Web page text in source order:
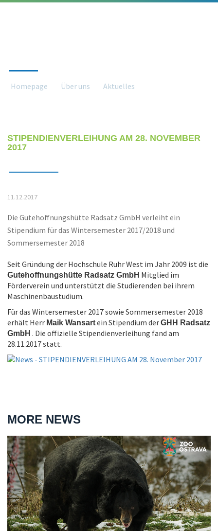
Homepage Über uns Aktuelles
STIPENDIENVERLEIHUNG AM 28. NOVEMBER
2017
11.12.2017
Die Gutehoffnungshütte Radsatz GmbH verleiht ein
Stipendium für das Wintersemester 2017/2018 und
Sommersemester 2018
Seit Gründung der Hochschule Ruhr West im Jahr 2009 ist die
Gutehoffnungshütte Radsatz GmbH Mitglied im
Förderverein und unterstützt die Studierenden bei ihrem
Maschinenbaustudium.
Für das Wintersemester 2017 sowie Sommersemester 2018
erhält Herr Maik Wansartein Stipendium derGHH Radsatz
GmbH . Die offizielle Stipendienverleihung fand am
28.11.2017 statt.
MORE NEWS